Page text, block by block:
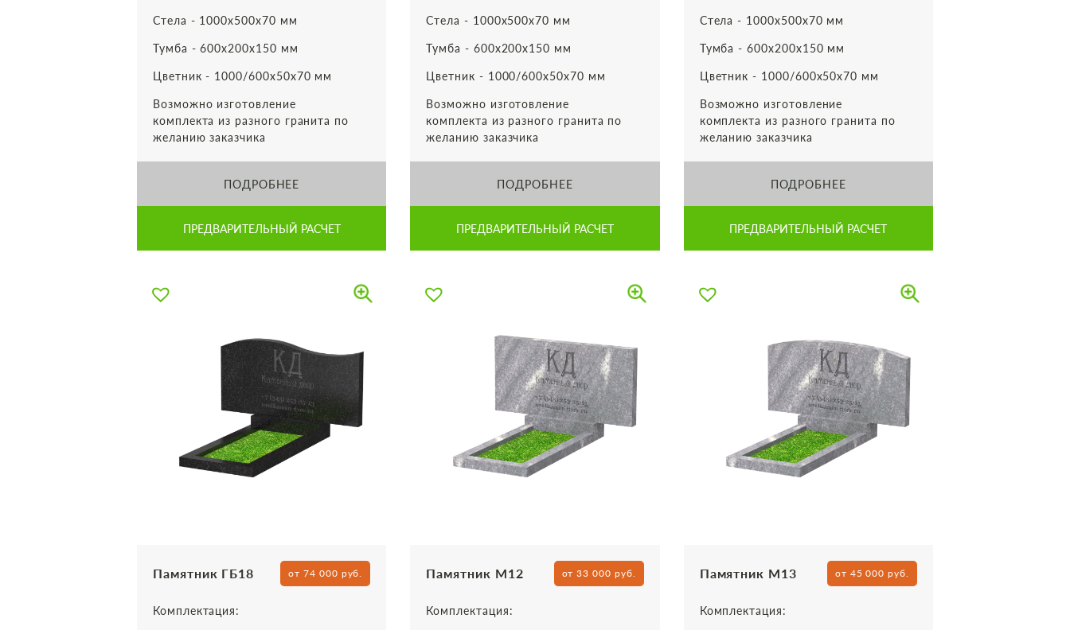
Стела - 1000х500х70 мм
Тумба - 600х200х150 мм
Цветник - 1000/600х50х70 мм
Возможно изготовление
комплекта из разного гранита по
желанию заказчика
ПОДРОБНЕЕ
ПРЕДВАРИТЕЛЬНЫЙ РАСЧЕТ
Стела - 1000х500х70 мм
Тумба - 600х200х150 мм
Цветник - 1000/600х50х70 мм
Возможно изготовление
комплекта из разного гранита по
желанию заказчика
ПОДРОБНЕЕ
ПРЕДВАРИТЕЛЬНЫЙ РАСЧЕТ
Стела - 1000х500х70 мм
Тумба - 600х200х150 мм
Цветник - 1000/600х50х70 мм
Возможно изготовление
комплекта из разного гранита по
желанию заказчика
ПОДРОБНЕЕ
ПРЕДВАРИТЕЛЬНЫЙ РАСЧЕТ
Памятник ГБ18 от 74 000 руб.
Комплектация:
Памятник М12 от 33 000 руб.
Комплектация:
Памятник М13 от 45 000 руб.
Комплектация: